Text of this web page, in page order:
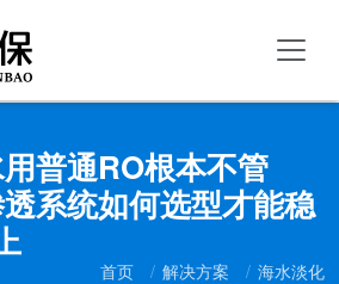
普通RO根本不管
系统如何选型才能稳
首页 解决方案 海水淡化